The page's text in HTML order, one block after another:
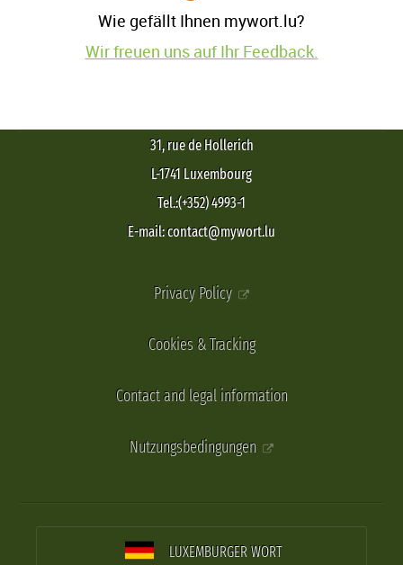
Wie gefällt Ihnen mywort.lu?
Wir freuen uns auf Ihr Feedback.
31, rue de Hollerich
L-1741 Luxembourg
Tel.:(+352) 4993-1
E-mail: contact@mywort.lu
Privacy Policy
Cookies & Tracking
Contact and legal information
Nutzungsbedingungen
LUXEMBURGER WORT